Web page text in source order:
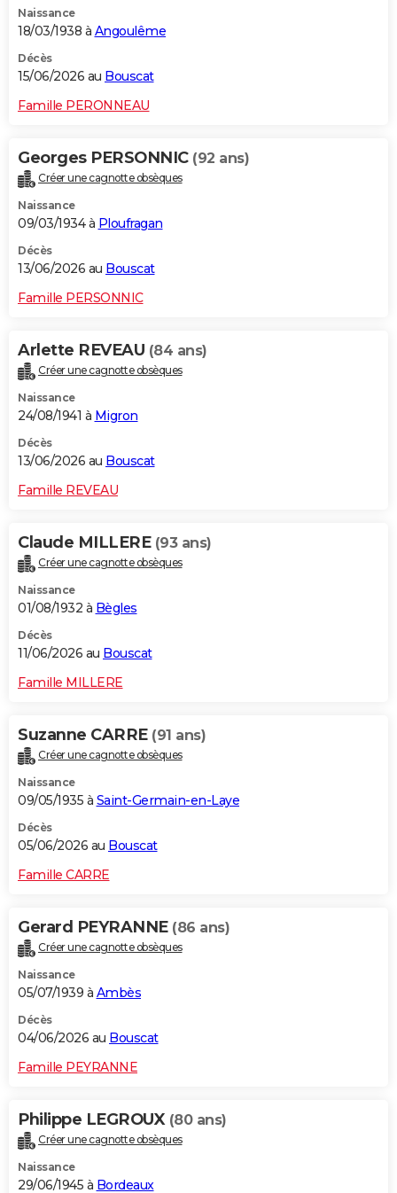
Naissance
18/03/1938 à Angoulême
Décès
15/06/2026 au Bouscat
Famille PERONNEAU
Georges PERSONNIC (92 ans)
Créer une cagnotte obsèques
Naissance
09/03/1934 à Ploufragan
Décès
13/06/2026 au Bouscat
Famille PERSONNIC
Arlette REVEAU (84 ans)
Créer une cagnotte obsèques
Naissance
24/08/1941 à Migron
Décès
13/06/2026 au Bouscat
Famille REVEAU
Claude MILLERE (93 ans)
Créer une cagnotte obsèques
Naissance
01/08/1932 à Bègles
Décès
11/06/2026 au Bouscat
Famille MILLERE
Suzanne CARRE (91 ans)
Créer une cagnotte obsèques
Naissance
09/05/1935 à Saint-Germain-en-Laye
Décès
05/06/2026 au Bouscat
Famille CARRE
Gerard PEYRANNE (86 ans)
Créer une cagnotte obsèques
Naissance
05/07/1939 à Ambès
Décès
04/06/2026 au Bouscat
Famille PEYRANNE
Philippe LEGROUX (80 ans)
Créer une cagnotte obsèques
Naissance
29/06/1945 à Bordeaux